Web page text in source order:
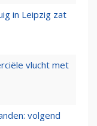
in Leipzig zat
vlucht met
volgend